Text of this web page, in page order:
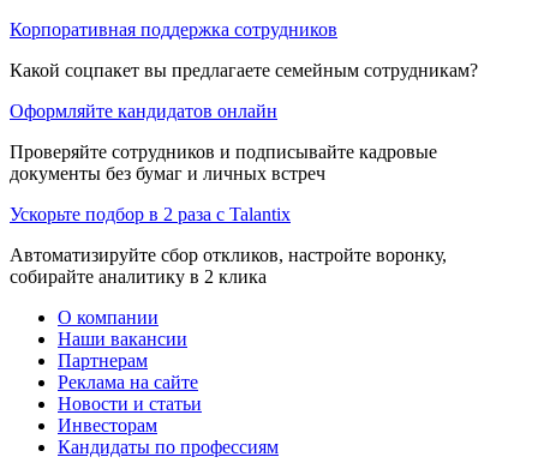
Корпоративная поддержка сотрудников
Какой соцпакет вы предлагаете семейным сотрудникам?
Оформляйте кандидатов онлайн
Проверяйте сотрудников и подписывайте кадровые
документы без бумаг и личных встреч
Ускорьте подбор в 2 раза с Talantix
Автоматизируйте сбор откликов, настройте воронку,
собирайте аналитику в 2 клика
О компании
Наши вакансии
Партнерам
Реклама на сайте
Новости и статьи
Инвесторам
Кандидаты по профессиям